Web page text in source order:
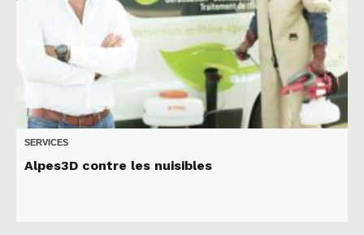
SERVICES
Alpes3D contre les nuisibles